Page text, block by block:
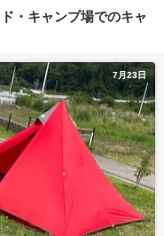
・キャンプ場でのキャ
7月23日